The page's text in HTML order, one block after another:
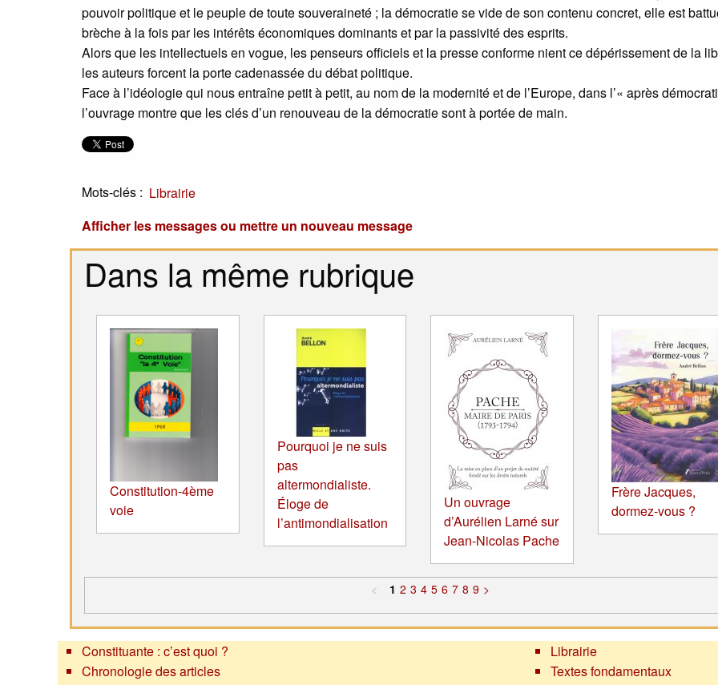
pouvoir politique et le peuple de toute souveraineté ; la démocratie se vide de son contenu concret, elle est
brèche à la fois par les intérêts économiques dominants et par la passivité des esprits.
Alors que les intellectuels en vogue, les penseurs officiels et la presse conforme nient ce dépérissement de la
les auteurs forcent la porte cadenassée du débat politique.
Face à l’idéologie qui nous entraîne petit à petit, au nom de la modernité et de l’Europe, dans l’« après
l’ouvrage montre que les clés d’un renouveau de la démocratie sont à portée de main.
Mots-clés : Librairie
Afficher les messages ou mettre un nouveau message
Dans la même rubrique
Constitution-4ème
voie
Pourquoi je ne suis
pas
altermondialiste.
Éloge de
l’antimondialisation
Un ouvrage
d’Aurélien Larné sur
Jean-Nicolas Pache
Frère Jacques,
dormez-vous ?
< 1 2 3 4 5 6 7 8 9 >
Constituante : c’est quoi ?
Chronologie des articles
Librairie
Textes fondamentaux